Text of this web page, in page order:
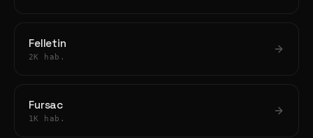
Felletin
2K hab.
Fursac
1K hab.